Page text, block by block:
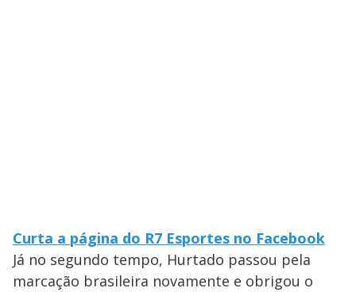
Curta a página do R7 Esportes no Facebook
Já no segundo tempo, Hurtado passou pela
marcação brasileira novamente e obrigou o